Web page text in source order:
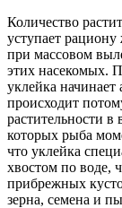
Количество
уступает
при массовом
этих насекомых.
уклейка начинает
происходит
растительности
которых рыба
что уклейка
хвостом по воде,
прибрежных
зерна, семена и